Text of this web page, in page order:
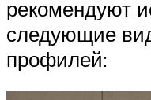
рекомендуют
следующие
профилей: